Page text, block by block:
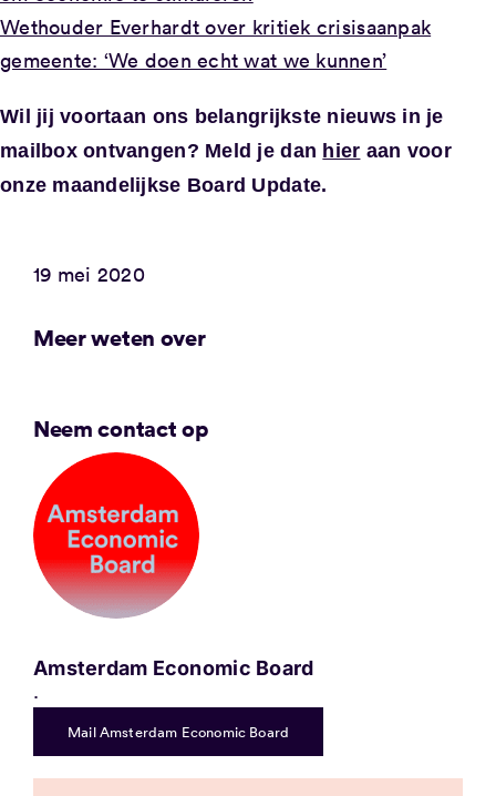
Wethouder Everhardt over kritiek crisisaanpak
gemeente: ‘We doen echt wat we kunnen’
Wil jij voortaan ons belangrijkste nieuws in je
mailbox ontvangen? Meld je dan hier aan voor
onze maandelijkse Board Update.
19 mei 2020
Meer weten over
Neem contact op
Amsterdam Economic Board
.
Mail Amsterdam Economic Board